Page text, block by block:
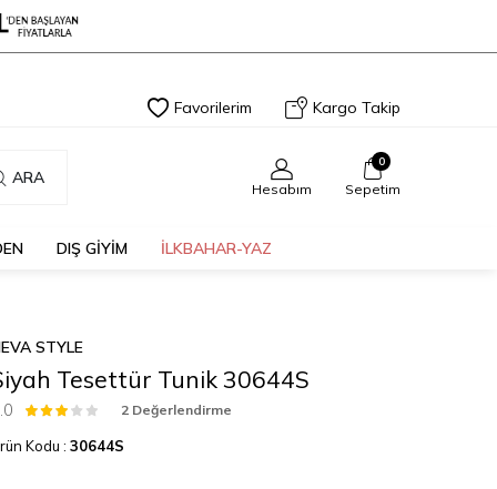
Favorilerim Kargo Takip
ARA
Hesabım
0
Sepetim
DIŞ GİYİM İLKBAHAR-YAZ
STYLE
Tesettür Tunik 30644S
2 Değerlendirme
Kodu : 30644S